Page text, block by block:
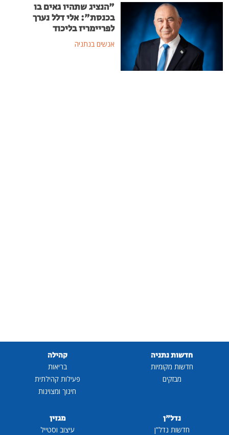
"הנציג שתהיו גאים בו
בכנסת": אלי דלל נערך
לפריימריז בליכוד
אנשים בנתניה
חדשות נתניה
חדשות מקומיות
מבזקים
קהילה
בריאות
פעילות קהילתית
חינוך ומצוינות
נדל"ן
חדשות נדל"ן
מגזין
עיצוב וסטייל